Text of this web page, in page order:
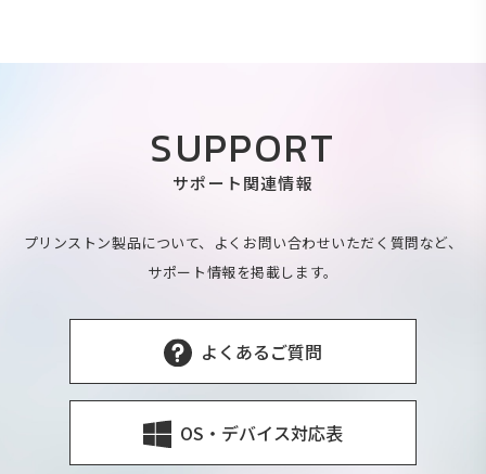
SUPPORT
サポート関連情報
プリンストン製品について、よくお問い合わせいただく質問など、
サポート情報を掲載します。
よくあるご質問
OS・デバイス対応表